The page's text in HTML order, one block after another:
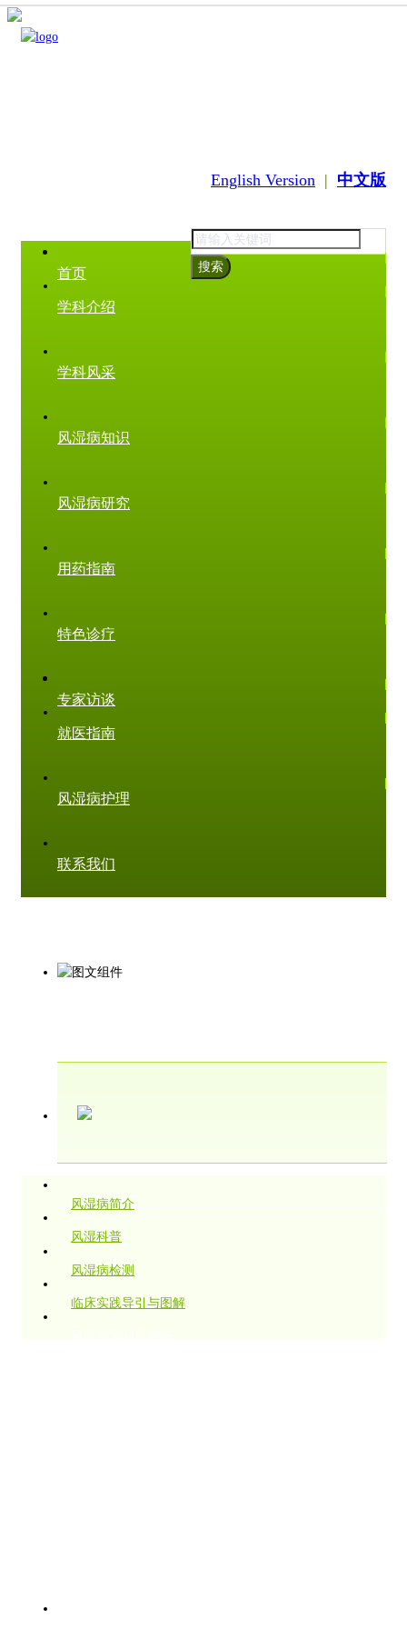
English Version | 中文版
搜索
首页
学科介绍
学科风采
风湿病知识
风湿病研究
用药指南
特色诊疗
专家访谈
就医指南
风湿病护理
联系我们
风湿病简介
风湿科普
风湿病检测
临床实践导引与图解